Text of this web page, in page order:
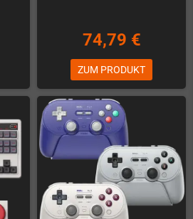
74,79 €
ZUM PRODUKT